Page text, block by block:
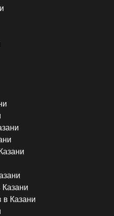
Казани
в Казани